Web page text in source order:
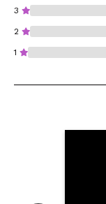
3
2
1